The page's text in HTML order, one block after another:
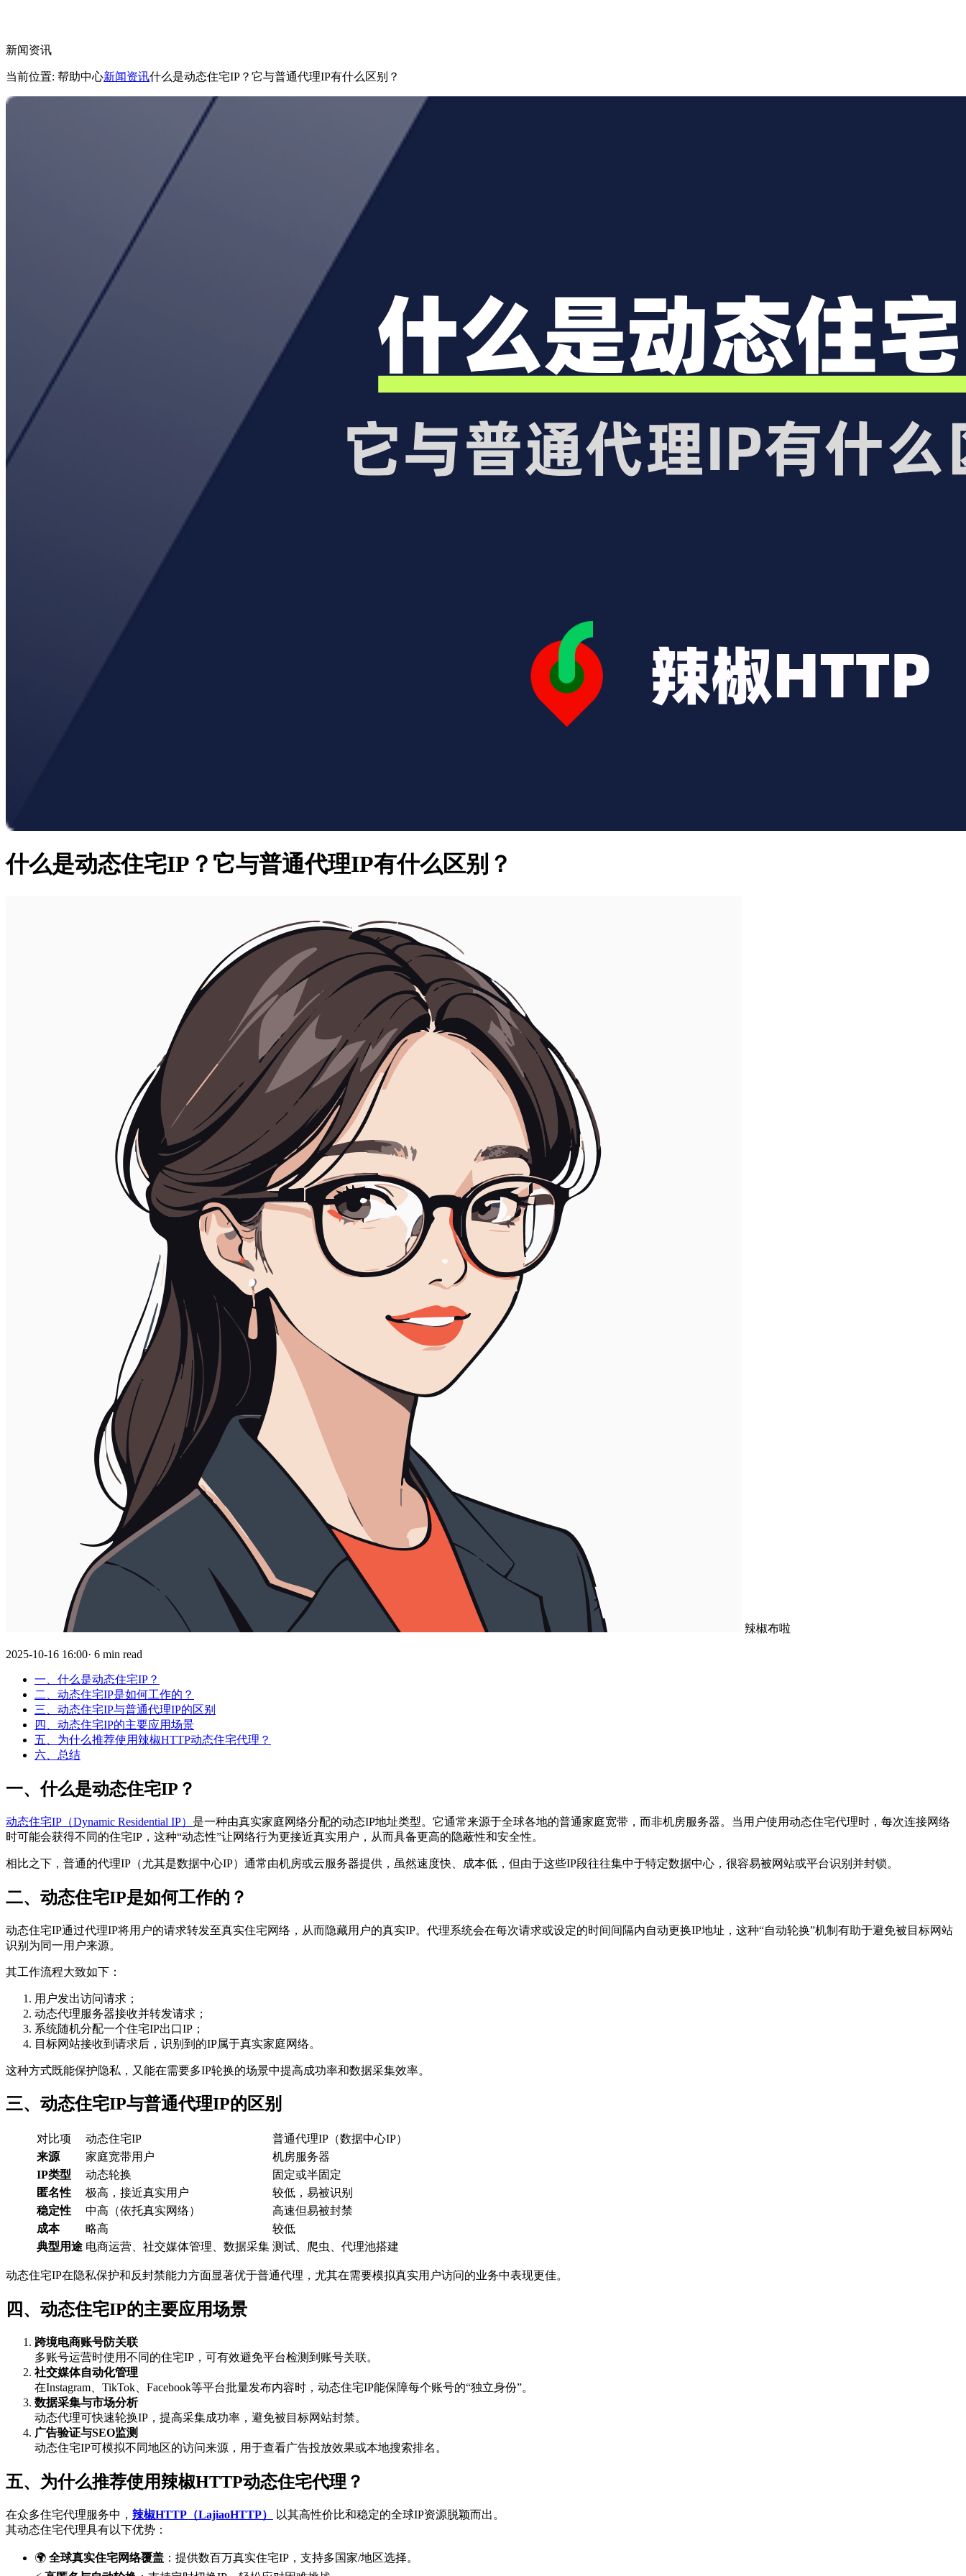
新闻资讯
当前位置: 帮助中心新闻资讯什么是动态住宅IP？它与普通代理IP有什么区别？
什么是动态住宅IP？它与普通代理IP有什么区别？
辣椒布啦
2025-10-16 16:00· 6 min read
一、什么是动态住宅IP？
二、动态住宅IP是如何工作的？
三、动态住宅IP与普通代理IP的区别
四、动态住宅IP的主要应用场景
五、为什么推荐使用辣椒HTTP动态住宅代理？
六、总结
一、什么是动态住宅IP？
动态住宅IP（Dynamic Residential IP） 是一种由真实家庭网络分配的动态IP地址类型。它通常来源于全球各地的普通家庭宽带，而非机房服务器。当用户使用动态住宅代理时，每次连接网络
时可能会获得不同的住宅IP，这种“动态性”让网络行为更接近真实用户，从而具备更高的隐蔽性和安全性。
相比之下，普通的代理IP（尤其是数据中心IP）通常由机房或云服务器提供，虽然速度快、成本低，但由于这些IP段往往集中于特定数据中心，很容易被网站或平台识别并封锁。
二、动态住宅IP是如何工作的？
动态住宅IP通过代理IP将用户的请求转发至真实住宅网络，从而隐藏用户的真实IP。代理系统会在每次请求或设定的时间间隔内自动更换IP地址，这种“自动轮换”机制有助于避免被目标网站
识别为同一用户来源。
其工作流程大致如下：
用户发出访问请求；
动态代理服务器接收并转发请求；
系统随机分配一个住宅IP出口IP；
目标网站接收到请求后，识别到的IP属于真实家庭网络。
这种方式既能保护隐私，又能在需要多IP轮换的场景中提高成功率和数据采集效率。
三、动态住宅IP与普通代理IP的区别
对比项 动态住宅IP
普通代理IP（数据中心IP）
来源
家庭宽带用户
机房服务器
IP类型
动态轮换
固定或半固定
匿名性
极高，接近真实用户
较低，易被识别
稳定性
中高（依托真实网络）
高速但易被封禁
成本
略高
较低
典型用途 电商运营、社交媒体管理、数据采集 测试、爬虫、代理池搭建
动态住宅IP在隐私保护和反封禁能力方面显著优于普通代理，尤其在需要模拟真实用户访问的业务中表现更佳。
四、动态住宅IP的主要应用场景
跨境电商账号防关联
多账号运营时使用不同的住宅IP，可有效避免平台检测到账号关联。
社交媒体自动化管理
在Instagram、TikTok、Facebook等平台批量发布内容时，动态住宅IP能保障每个账号的“独立身份”。
数据采集与市场分析
动态代理可快速轮换IP，提高采集成功率，避免被目标网站封禁。
广告验证与SEO监测
动态住宅IP可模拟不同地区的访问来源，用于查看广告投放效果或本地搜索排名。
五、为什么推荐使用辣椒HTTP动态住宅代理？
在众多住宅代理服务中， 辣椒HTTP（LajiaoHTTP）
以其高性价比和稳定的全球IP资源脱颖而出。
其动态住宅代理具有以下优势：
🌍 全球真实住宅网络覆盖 ：提供数百万真实住宅IP，支持多国家/地区选择。